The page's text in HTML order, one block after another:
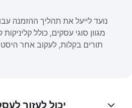
מגוון סוגי עסקים, כולל קליניקות
תורים בקלות, לעקוב אחר